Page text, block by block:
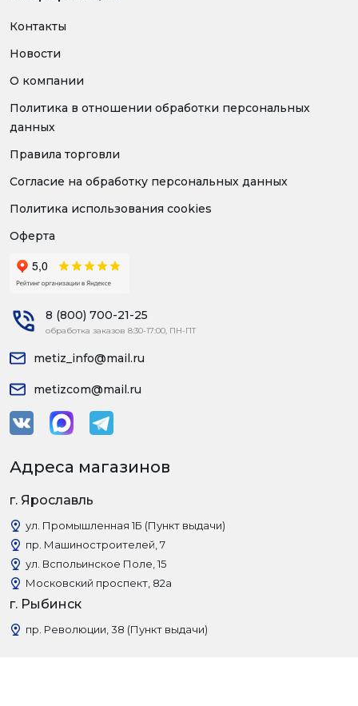
Контакты
Новости
О компании
Политика в отношении обработки персональных
данных
Правила торговли
Согласие на обработку персональных данных
Политика использования cookies
Оферта
8 (800) 700-21-25
обработка заказов 8:30-17:00, ПН-ПТ
metiz_info@mail.ru
metizcom@mail.ru
Адреса магазинов
г. Ярославль
ул. Промышленная 1Б (Пункт выдачи)
пр. Машиностроителей, 7
ул. Вспольинское Поле, 15
Московский проспект, 82а
г. Рыбинск
пр. Революции, 38 (Пункт выдачи)